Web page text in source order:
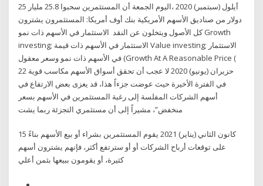
25 أيلول (سبتمبر) 2020 ،اليوم الجمعة أن المستثمرين سحبوا 25.8 مليار
دولار من صناديق الأسهم الأمريكية بنك أوف أمريكا: المستثمرون يشترون
كل الأصول ويتخلون عن النقد الاستثمار في الأسهم ذات نمو Growth
investing; الاستثمار في الأسهم ذات قيمة Value investing; الاستثمار
في الأسهم ذات نمو وسعر معقول (Growth At A Reasonable Price (
22 حزيران (يونيو) 2020 لا عجب أن تحقق أسواق الأسهم مكاسب قوية
في الفترة الأخيرة حيث عوضت جزءاً هذا، قد يعزى بعض الارتفاع في
أسهم الشركات المفلسة إلى رغبة المستثمرين في الأسهم بسعر
منخفض”، مشيراً إلى أن مستثمري التجزئة ربما يشت
15 كانون الثاني (يناير) 2021 يقوم المستثمرين بشراء أو بيع الأسهم بناءً
على توقعات أرباح الشركات أو أو سترتفع أكثر، فإنهم يشترون أسهم
كثيرة، أو يقومون ببيعها بثمن أعلي